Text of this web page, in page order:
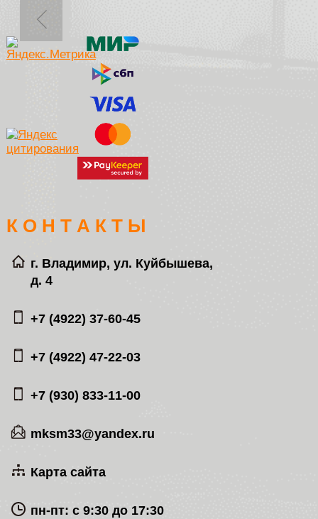
К О Н Т А К Т Ы
г. Владимир, ул. Куйбышева,
д. 4
+7 (4922) 37-60-45
+7 (4922) 47-22-03
+7 (930) 833-11-00
mksm33@yandex.ru
Карта сайта
пн-пт: с 9:30 до 17:30